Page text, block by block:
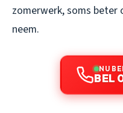
zomerwerk, soms beter
neem.
NU
BEL